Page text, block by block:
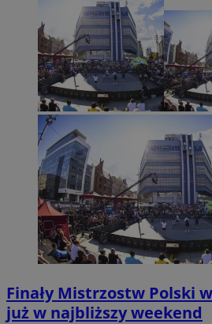
Finały Mistrzostw Polski
już w najbliższy weekend